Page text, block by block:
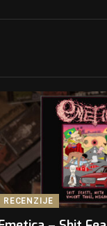
RECENZIJE